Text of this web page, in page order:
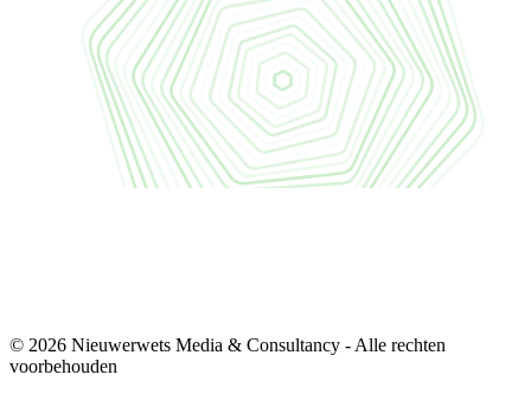
© 2026 Nieuwerwets Media & Consultancy - Alle rechten
voorbehouden